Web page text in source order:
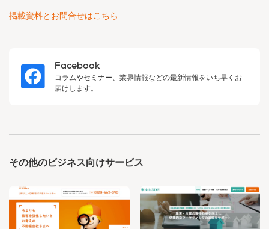
掲載資料とお問合せはこちら
Facebook
コラムやセミナー、業界情報などの最新情報をいち早くお
届けします。
その他のビジネス向けサービス